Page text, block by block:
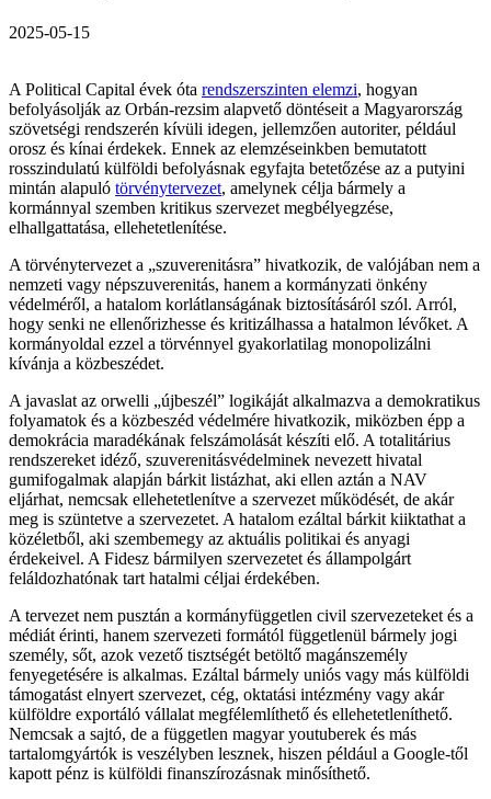
2025-05-15
A Political Capital évek óta rendszerszinten elemzi, hogyan
befolyásolják az Orbán-rezsim alapvető döntéseit a Magyarország
szövetségi rendszerén kívüli idegen, jellemzően autoriter, például
orosz és kínai érdekek. Ennek az elemzéseinkben bemutatott
rosszindulatú külföldi befolyásnak egyfajta betetőzése az a putyini
mintán alapuló törvénytervezet, amelynek célja bármely a
kormánnyal szemben kritikus szervezet megbélyegzése,
elhallgattatása, ellehetetlenítése.
A törvénytervezet a „szuverenitásra” hivatkozik, de valójában nem a
nemzeti vagy népszuverenitás, hanem a kormányzati önkény
védelméről, a hatalom korlátlanságának biztosításáról szól. Arról,
hogy senki ne ellenőrizhesse és kritizálhassa a hatalmon lévőket. A
kormányoldal ezzel a törvénnyel gyakorlatilag monopolizálni
kívánja a közbeszédet.
A javaslat az orwelli „újbeszél” logikáját alkalmazva a demokratikus
folyamatok és a közbeszéd védelmére hivatkozik, miközben épp a
demokrácia maradékának felszámolását készíti elő. A totalitárius
rendszereket idéző, szuverenitásvédelminek nevezett hivatal
gumifogalmak alapján bárkit listázhat, aki ellen aztán a NAV
eljárhat, nemcsak ellehetetlenítve a szervezet működését, de akár
meg is szüntetve a szervezetet. A hatalom ezáltal bárkit kiiktathat a
közéletből, aki szembemegy az aktuális politikai és anyagi
érdekeivel. A Fidesz bármilyen szervezetet és állampolgárt
feláldozhatónak tart hatalmi céljai érdekében.
A tervezet nem pusztán a kormányfüggetlen civil szervezeteket és a
médiát érinti, hanem szervezeti formától függetlenül bármely jogi
személy, sőt, azok vezető tisztségét betöltő magánszemély
fenyegetésére is alkalmas. Ezáltal bármely uniós vagy más külföldi
támogatást elnyert szervezet, cég, oktatási intézmény vagy akár
külföldre exportáló vállalat megfélemlíthető és ellehetetleníthető.
Nemcsak a sajtó, de a független magyar youtuberek és más
tartalomgyártók is veszélyben lesznek, hiszen például a Google-től
kapott pénz is külföldi finanszírozásnak minősíthető.